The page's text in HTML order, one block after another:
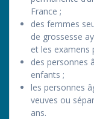
France ;
des femmes
de grossesse
et les examens
des personnes
enfants ;
les personnes
veuves ou
ans.